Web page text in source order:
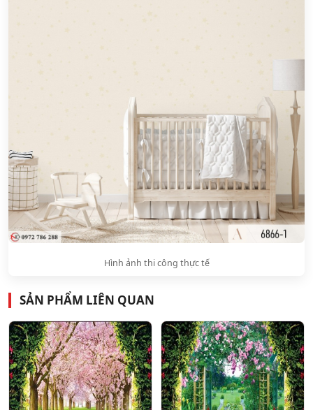
Hình ảnh thi công thực tế
SẢN PHẨM LIÊN QUAN